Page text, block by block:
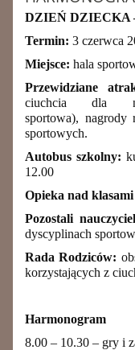
DZIEŃ DZIECKA
Termin: 3 czerwca
Miejsce: hala
Przewidziane
ciuchcia dla
sportowa), nagrody
sportowych.
Autobus szkolny:
12.00
Opieka nad klasami
Pozostali
dyscyplinach
Rada Rodziców:
korzystających z
Harmonogram
8.00 – 10.30 – gry i